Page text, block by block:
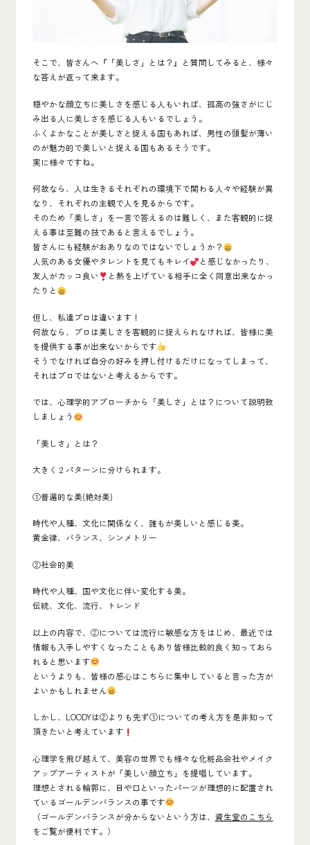
そこで、皆さんへ 『「美しさ」とは？』 と質問してみると、様々
な答えが返って来ます。
穏やかな顔立ちに美しさを感じる人もいれば、孤高の強さがにじ
み出る人に美しさを感じる人もいるでしょう。
ふくよかなことが美しさと捉える国もあれば、男性の頭髪が薄い
のが魅力的で美しいと捉える国もあるそうです。
実に様々ですね。
何故なら、人は生きるそれぞれの環境下で関わる人々や経験が異
なり、
それぞれの主観で人を見るからです。
そのため「美しさ」を一言で答えるのは難しく、また客観的に捉
える事は至難の技であると言えるでしょう。
皆さんにも経験がおありなのではないでしょうか？
人気のある女優やタレントを見てもキレイ
と感じなかったり、
友人がカッコ良い
と熱を上げている相手に全く同意出来なかっ
たりと
但し、私達プロは違います！
何故なら、プロは美しさを客観的に捉えられなければ、皆様に美
を提供する事が出来ないからです
そうでなければ自分の好みを押し付けるだけになってしまって、
それはプロではないと考えるからです。
では、心理学的アプローチから「美しさ」とは？について説明致
しましょう
「美しさ」とは？
大きく２パターンに分けられます。
①普遍的な美(絶対美)
時代や人種、文化に関係なく、誰もが美しいと感じる美。
黄金律、バランス、シンメトリー
②社会的美
時代や人種、国や文化に伴い変化する美。
伝統、文化、流行、トレンド
以上の内容で、②については流行に敏感な方をはじめ、最近では
情報も入手しやすくなったこともあり皆様比較的良く知っておら
れると思います
というよりも、皆様の感心はこちらに集中していると言った方が
よいかもしれません
しかし、 LOODYは②よりも先ず①についての考え方を是非知って
頂きたい と考えています
心理学を飛び越えて、美容の世界でも様々な化粧品会社やメイク
アップアーティストが「美しい顔立ち」を提唱しています。
理想とされる輪郭に、目や口といったパーツが理想的に配置され
ているゴールデンバランスの事です
（ゴールデンバランスが分からないという方は、 資生堂のこちら
をご覧が便利です。）